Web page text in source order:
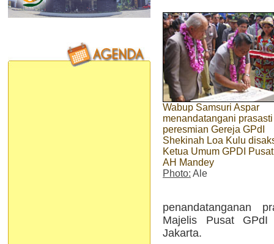
Wabup Samsuri Aspar
menandatangani prasasti
peresmian Gereja GPdI
Shekinah Loa Kulu
Ketua Umum GPDI
AH Mandey
Photo: Ale
penandatanganan
Majelis Pusat
Jakarta.